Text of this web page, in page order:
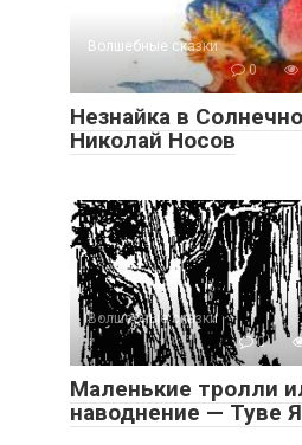
Волшебные сказки
0
Незнайка в
Николай Носов
Волшебные сказки
0
Маленькие тролли
наводнение — Туве